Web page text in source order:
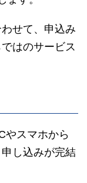
せて、申込み
はのサービス
やスマホから
し込みが完結